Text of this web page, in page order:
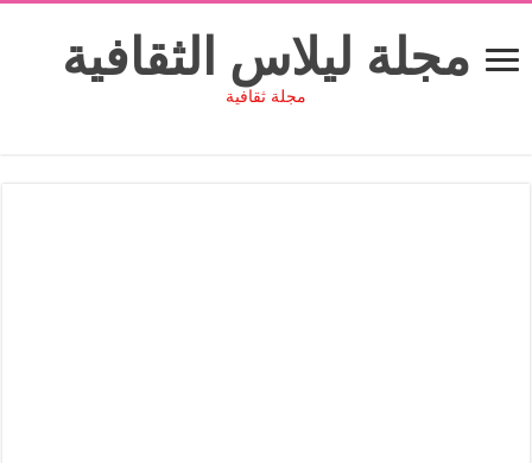
مجلة ليلاس الثقافية
مجلة ثقافية